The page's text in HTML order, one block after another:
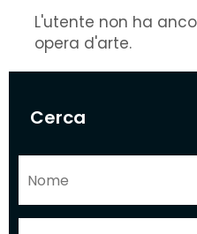
Cerca
L'utente non ha
opera d'arte.